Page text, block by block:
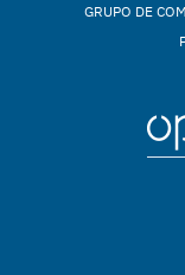
GRUPO DE